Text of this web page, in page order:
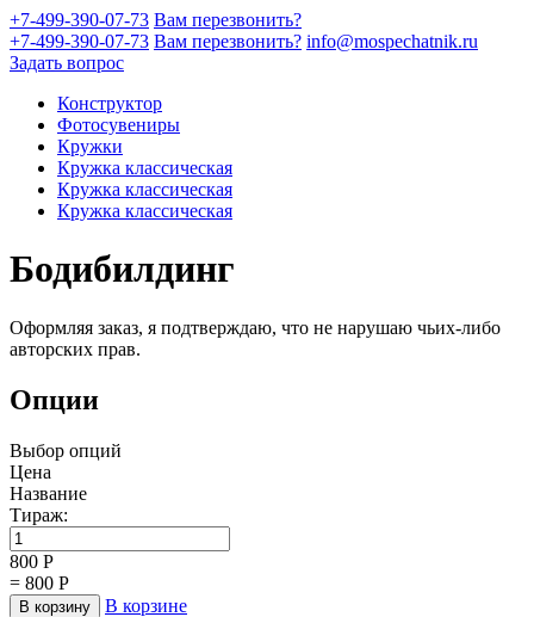
+7-499-390-07-73 Вам перезвонить?
+7-499-390-07-73 Вам перезвонить? info@mospechatnik.ru
Задать вопрос
Конструктор
Фотосувениры
Кружки
Кружка классическая
Кружка классическая
Кружка классическая
Бодибилдинг
Оформляя заказ, я подтверждаю, что не нарушаю чьих-либо
авторских прав.
Опции
Выбор опций
Цена
Название
Тираж:
800 Р
= 800 Р
В корзину
В корзине